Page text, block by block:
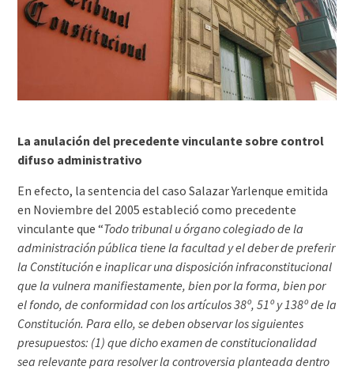
La anulación del precedente vinculante sobre control
difuso administrativo
En efecto, la sentencia del caso Salazar Yarlenque emitida
en Noviembre del 2005 estableció como precedente
vinculante que “Todo tribunal u órgano colegiado de la
administración pública tiene la facultad y el deber de preferir
la Constitución e inaplicar una disposición infraconstitucional
que la vulnera manifiestamente, bien por la forma, bien por
el fondo, de conformidad con los artículos 38º, 51º y 138º de la
Constitución. Para ello, se deben observar los siguientes
presupuestos: (1) que dicho examen de constitucionalidad
sea relevante para resolver la controversia planteada dentro